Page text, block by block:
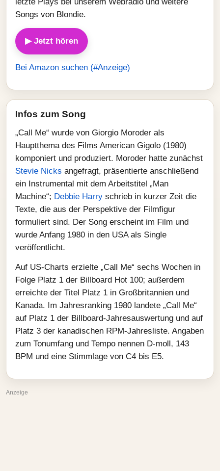
Songs von Blondie.
▶ Jetzt hören
Bei Amazon suchen (#Anzeige)
Infos zum Song
„Call Me“ wurde von Giorgio Moroder als
Hauptthema des Films American Gigolo (1980)
komponiert und produziert. Moroder hatte zunächst
Stevie Nicks angefragt, präsentierte anschließend
ein Instrumental mit dem Arbeitstitel „Man
Machine“; Debbie Harry schrieb in kurzer Zeit die
Texte, die aus der Perspektive der Filmfigur
formuliert sind. Der Song erscheint im Film und
wurde Anfang 1980 in den USA als Single
veröffentlicht.
Auf US-Charts erzielte „Call Me“ sechs Wochen in
Folge Platz 1 der Billboard Hot 100; außerdem
erreichte der Titel Platz 1 in Großbritannien und
Kanada. Im Jahresranking 1980 landete „Call Me“
auf Platz 1 der Billboard-Jahresauswertung und auf
Platz 3 der kanadischen RPM-Jahresliste. Angaben
zum Tonumfang und Tempo nennen D‑moll, 143
BPM und eine Stimmlage von C4 bis E5.
Anzeige